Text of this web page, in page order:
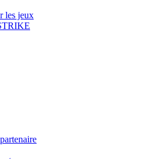
les jeux